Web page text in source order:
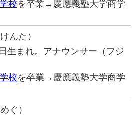
校を卒業→慶應義塾大学商学
んた）
生まれ。アナウンサー（フジ
校を卒業→慶應義塾大学商学
ぐ）